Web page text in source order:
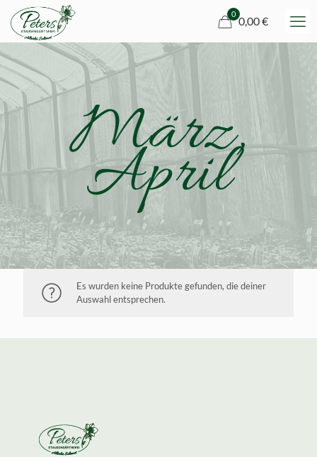
0
0,00 €
März,
April
Es wurden keine Produkte gefunden, die deiner
Auswahl entsprechen.